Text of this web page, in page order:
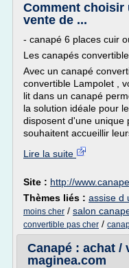
Comment choisir
vente de ...
- canapé 6 places cuir
Les canapés
Avec un canapé
convertible Lampolet ,
lit dans un canapé
la solution idéale pour
disposent d'une unique
souhaitent accueillir
Lire la suite
Site : http://
Thèmes liés : assise d
moins cher / salon
convertible pas cher /
Canapé : achat /
maginea.com